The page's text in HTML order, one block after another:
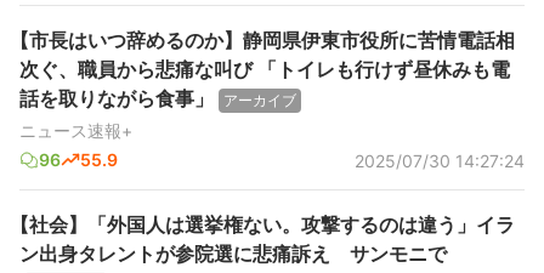
【市長はいつ辞めるのか】静岡県伊東市役所に苦情電話相
次ぐ、職員から悲痛な叫び 「トイレも行けず昼休みも電
話を取りながら食事」
アーカイブ
ニュース速報+
96
55.9 2025/07/30 14:27:24
【社会】「外国人は選挙権ない。攻撃するのは違う」イラ
ン出身タレントが参院選に悲痛訴え サンモニで